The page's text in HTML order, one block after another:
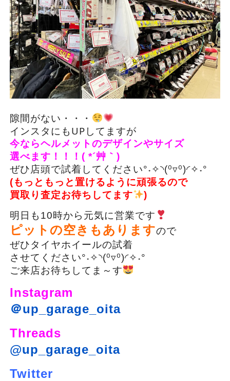
隙間がない・・・
インスタにもUPしてますが
今ならヘルメットのデザインやサイズ
選べます！！！( *´艸｀)
ぜひ店頭で試着してください°˖✧◝(⁰▿⁰)◜✧˖°
(もっともっと置けるように頑張るので
買取り査定お待ちしてます
)
明日も10時から元気に営業です
ピットの空きもありますので
ぜひタイヤホイールの試着
させてください°˖✧◝(⁰▿⁰)◜✧˖°
ご来店お待ちしてま～す
Instagram
＠up_garage_oita
Threads
@up_garage_oita
Twitter